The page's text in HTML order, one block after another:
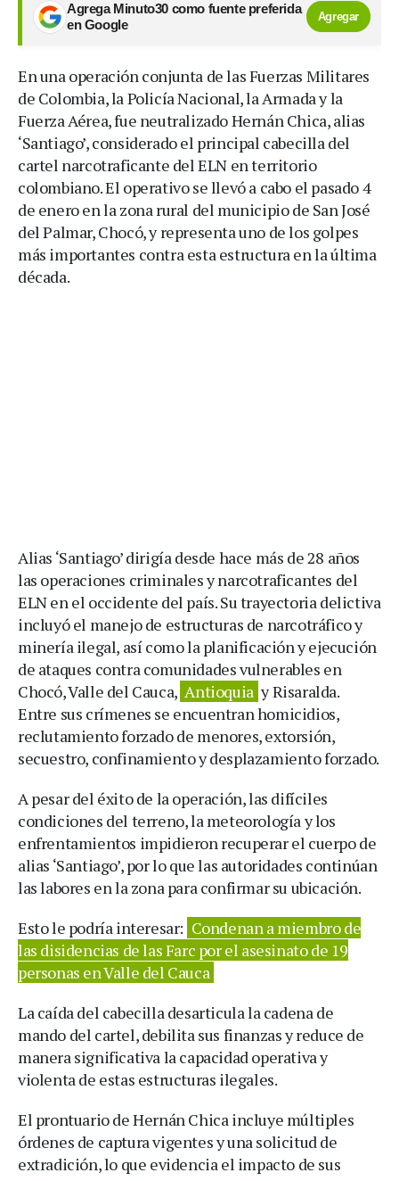
Agrega Minuto30 como fuente preferida
en Google
Agregar
En una operación conjunta de las Fuerzas Militares
de Colombia, la Policía Nacional, la Armada y la
Fuerza Aérea, fue neutralizado Hernán Chica, alias
‘Santiago’, considerado el principal cabecilla del
cartel narcotraficante del ELN en territorio
colombiano. El operativo se llevó a cabo el pasado 4
de enero en la zona rural del municipio de San José
del Palmar, Chocó, y representa uno de los golpes
más importantes contra esta estructura en la última
década.
Alias ‘Santiago’ dirigía desde hace más de 28 años
las operaciones criminales y narcotraficantes del
ELN en el occidente del país. Su trayectoria delictiva
incluyó el manejo de estructuras de narcotráfico y
minería ilegal, así como la planificación y ejecución
de ataques contra comunidades vulnerables en
Chocó, Valle del Cauca, Antioquia y Risaralda.
Entre sus crímenes se encuentran homicidios,
reclutamiento forzado de menores, extorsión,
secuestro, confinamiento y desplazamiento forzado.
A pesar del éxito de la operación, las difíciles
condiciones del terreno, la meteorología y los
enfrentamientos impidieron recuperar el cuerpo de
alias ‘Santiago’, por lo que las autoridades continúan
las labores en la zona para confirmar su ubicación.
Esto le podría interesar: Condenan a miembro de
las disidencias de las Farc por el asesinato de 19
personas en Valle del Cauca
La caída del cabecilla desarticula la cadena de
mando del cartel, debilita sus finanzas y reduce de
manera significativa la capacidad operativa y
violenta de estas estructuras ilegales.
El prontuario de Hernán Chica incluye múltiples
órdenes de captura vigentes y una solicitud de
extradición, lo que evidencia el impacto de sus